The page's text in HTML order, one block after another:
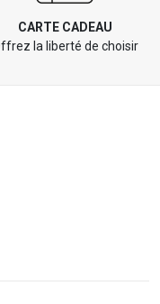
CARTE CADEAU
la liberté de choisir